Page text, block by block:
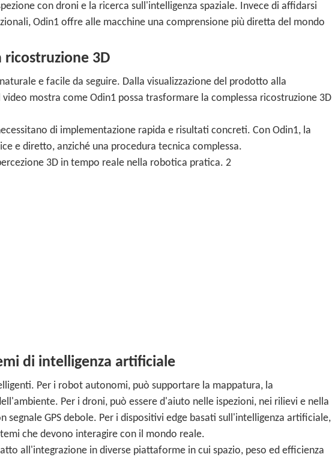
con droni e la ricerca sull'intelligenza spaziale. Invece di affidarsi
Odin1 offre alle macchine una comprensione più diretta del mondo
3D
e facile da seguire. Dalla visualizzazione del prodotto alla
mostra come Odin1 possa trasformare la complessa ricostruzione 3D
di implementazione rapida e risultati concreti. Con Odin1, la
e diretto, anziché una procedura tecnica complessa.
di intelligenza artificiale
Per i robot autonomi, può supportare la mappatura, la
Per i droni, può essere d'aiuto nelle ispezioni, nei rilievi e nella
GPS debole. Per i dispositivi edge basati sull'intelligenza artificiale,
che devono interagire con il mondo reale.
all'integrazione in diverse piattaforme in cui spazio, peso ed efficienza